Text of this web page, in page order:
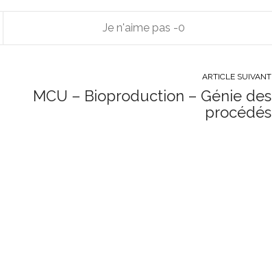
0
ARTICLE SUIVANT
MCU – Bioproduction – Génie des
procédés